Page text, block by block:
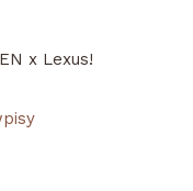
x Lexus!